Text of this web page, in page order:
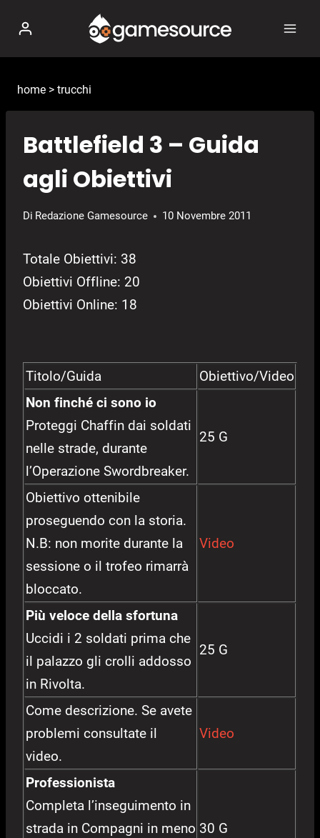
contenuto
home > trucchi
Battlefield 3 – Guida
agli Obiettivi
Di Redazione Gamesource 10 Novembre 2011
Totale Obiettivi: 38
Obiettivi Offline: 20
Obiettivi Online: 18
Titolo/Guida
Obiettivo/Video
Non finché ci sono io
Proteggi Chaffin dai soldati
nelle strade, durante
l’Operazione Swordbreaker.
25 G
Obiettivo ottenibile
proseguendo con la storia.
N.B: non morite durante la
sessione o il trofeo rimarrà
bloccato.
Video
Più veloce della sfortuna
Uccidi i 2 soldati prima che
il palazzo gli crolli addosso
in Rivolta.
25 G
Come descrizione. Se avete
problemi consultate il
video.
Video
Professionista
Completa l’inseguimento in
strada in Compagni in meno 30 G